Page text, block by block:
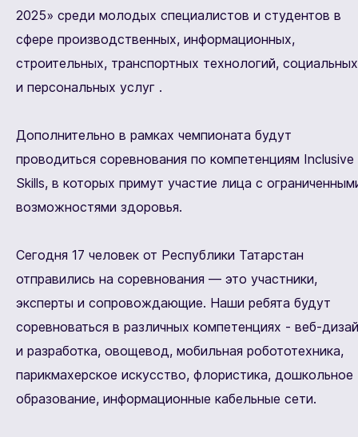
2025» среди молодых специалистов и студентов в
сфере производственных, информационных,
строительных, транспортных технологий, социальных
и персональных услуг .
Дополнительно в рамках чемпионата будут
проводиться соревнования по компетенциям Inclusive
Skills, в которых примут участие лица с
возможностями здоровья.
Сегодня 17 человек от Республики Татарстан
отправились на соревнования — это участники,
эксперты и сопровождающие. Наши ребята будут
соревноваться в различных компетенциях - веб-
и разработка, овощевод, мобильная робототехника,
парикмахерское искусство, флористика, дошкольное
образование, информационные кабельные сети.